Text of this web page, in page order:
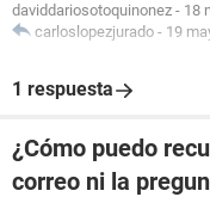
daviddariosotoquinonez - 18
carloslopezjurado - 19
1 respuesta
¿Cómo puedo
correo ni la